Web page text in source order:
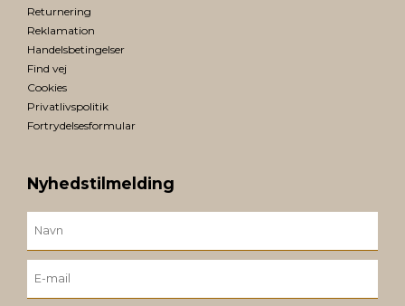
Returnering
Reklamation
Handelsbetingelser
Find vej
Cookies
Privatlivspolitik
Fortrydelsesformular
Nyhedstilmelding